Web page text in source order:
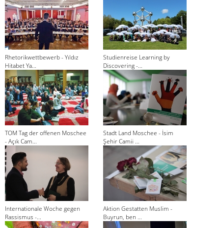
Rhetorikwettbewerb - Yıldız
Hitabet Ya...
Studienreise Learning by
Discovering -...
TOM Tag der offenen Moschee
- Açık Cam...
Stadt Land Moschee - İsim
Şehir Camii ...
Internationale Woche gegen
Rassismus -...
Aktion Gestatten Muslim -
Buyrun, ben ...